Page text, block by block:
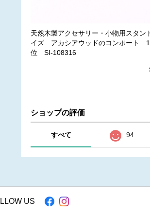
天然木製アクセサリー・小物用スタン
イズ アカシアウッドのコンポート
位 SI-108316
ショップの評価
すべて 94
US